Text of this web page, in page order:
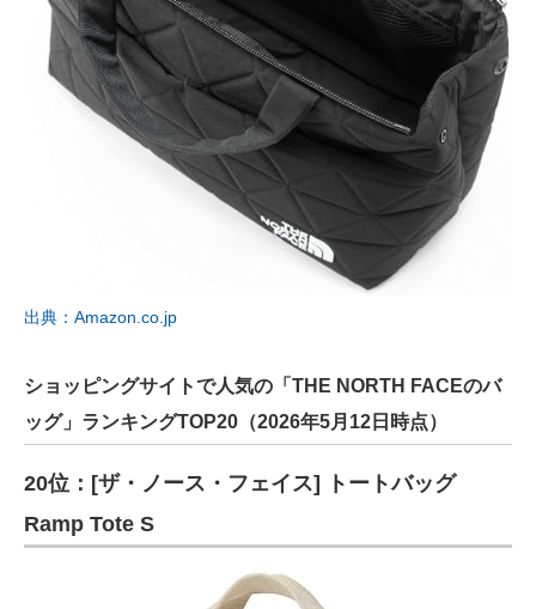
出典：Amazon.co.jp
ショッピングサイトで人気の「THE NORTH FACEのバ
ッグ」ランキングTOP20（2026年5月12日時点）
20位：[ザ・ノース・フェイス] トートバッグ
Ramp Tote S